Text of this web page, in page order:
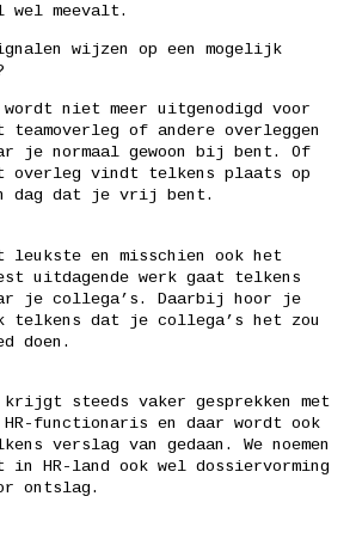
wel meevalt.
wijzen op een mogelijk
wordt niet meer uitgenodigd voor
teamoverleg of andere overleggen
je normaal gewoon bij bent. Of
overleg vindt telkens plaats op
dag dat je vrij bent.
leukste en misschien ook het
uitdagende werk gaat telkens
je collega’s. Daarbij hoor je
telkens dat je collega’s het zou
doen.
krijgt steeds vaker gesprekken met
HR-functionaris en daar wordt ook
verslag van gedaan. We noemen
in HR-land ook wel dossiervorming
ontslag.